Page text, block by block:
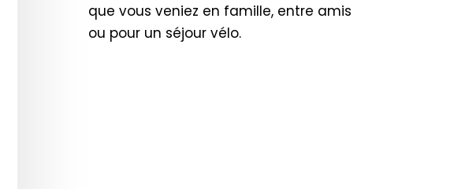
que vous veniez en famille, entre amis
ou pour un séjour vélo.